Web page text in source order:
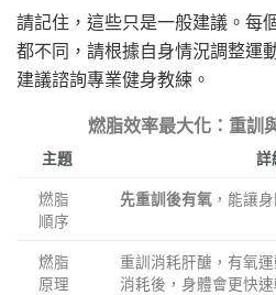
請記住，這些只是一般建議。每
都不同，請根據自身情況調整運
建議諮詢專業健身教練。
燃脂效率最大化：重訓
主題 詳
燃脂
順序
先重訓後有氧 ，能讓
燃脂
原理
重訓消耗肝醣，有氧
消耗後，身體會更快